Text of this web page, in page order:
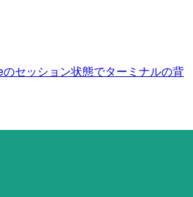
セッション状態でターミナルの背